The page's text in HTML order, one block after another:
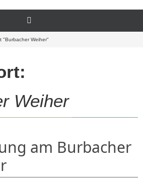
"Burbacher Weiher"
Weiher
am Burbacher